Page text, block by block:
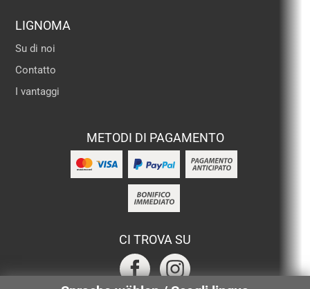
LIGNOMA
Su di noi
Contatto
I vantaggi
METODI DI PAGAMENTO
CI TROVA SU